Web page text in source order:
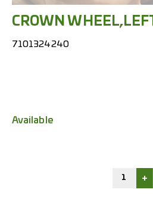
CROWN WHEEL,LEFT
7101324240
Available
+